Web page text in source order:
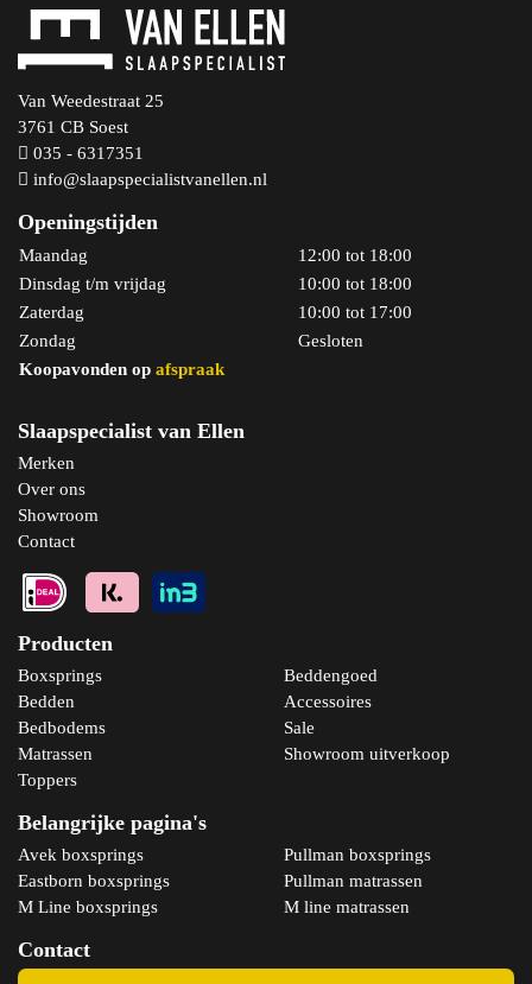
Van Weedestraat 25
3761 CB Soest
035 - 6317351
info@slaapspecialistvanellen.nl
Openingstijden
Maandag
12:00 tot 18:00
Dinsdag t/m vrijdag
10:00 tot 18:00
Zaterdag
10:00 tot 17:00
Zondag
Gesloten
Koopavonden op afspraak
Slaapspecialist van Ellen
Merken
Over ons
Showroom
Contact
Producten
Boxsprings
Bedden
Bedbodems
Matrassen
Toppers
Beddengoed
Accessoires
Sale
Showroom uitverkoop
Belangrijke pagina's
Avek boxsprings
Eastborn boxsprings
M Line boxsprings
Pullman boxsprings
Pullman matrassen
M line matrassen
Contact